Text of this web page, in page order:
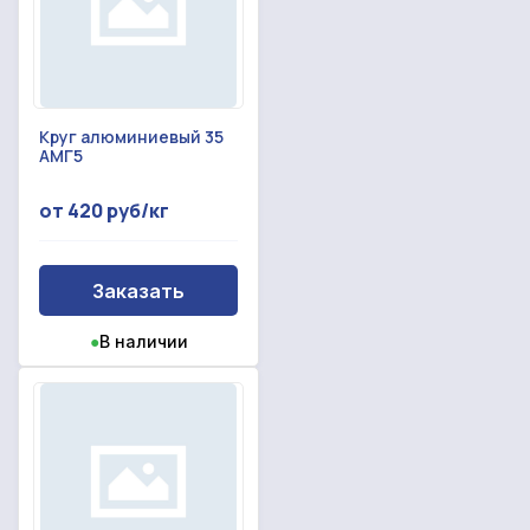
Круг алюминиевый 35
АМГ5
от 420 руб/кг
Заказать
●В наличии